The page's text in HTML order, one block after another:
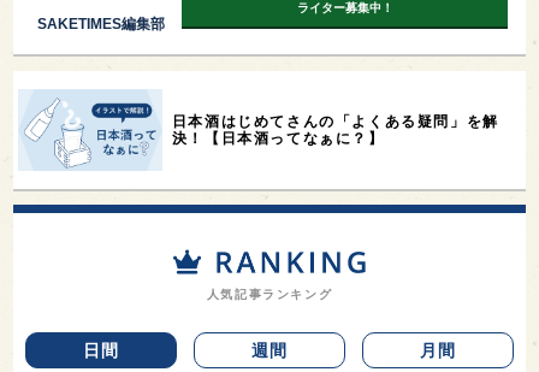
SAKETIMES編集部
ライター募集中！
日本酒はじめてさんの「よくある疑問」を解
決！【日本酒ってなぁに？】
人気記事ランキング
日間 週間 月間